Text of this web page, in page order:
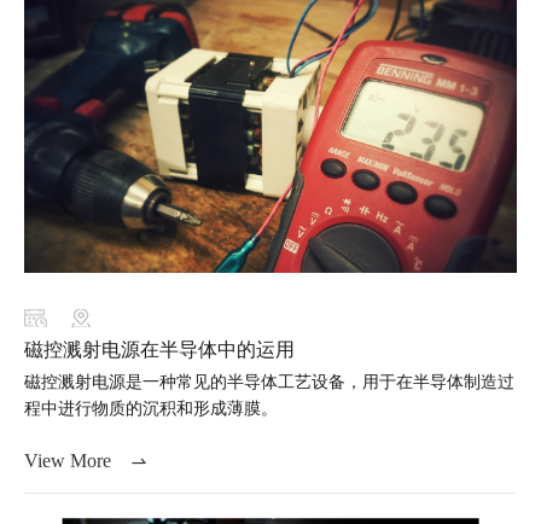
磁控溅射电源在半导体中的运用
磁控溅射电源是一种常见的半导体工艺设备，用于在半导体制造过
程中进行物质的沉积和形成薄膜。
View More